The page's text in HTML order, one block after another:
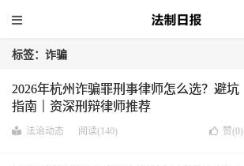
标签：诈骗
2026年杭州诈骗罪刑事律师怎么选？避坑
指南｜资深刑辩律师推荐
法治动态 阅读(140) 赞(0)